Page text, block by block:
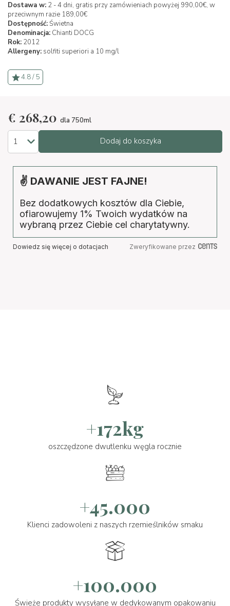
Dostawa w: 2 - 4 dni, gratis przy zamówieniach powyżej 990,00€, w
przeciwnym razie 189,00€
Dostępność:Świetna
Denominacja: Chianti DOCG
Rok: 2012
Allergeny: solfiti superiori a 10 mg/l
4.8 / 5
€ 268,20 dla 750ml
Dodaj do koszyka
✌ DAWANIE JEST FAJNE!
Bez dodatkowych kosztów dla Ciebie,
ofiarowujemy 1% Twoich wydatków na
wybraną przez Ciebie cel charytatywny.
Dowiedz się więcej o dotacjach Zweryfikowane przez
+172kg
oszczędzone dwutlenku węgla rocznie
+45.000
Klienci zadowoleni z naszych rzemieślników smaku
+100.000
Świeże produkty wysyłane w dedykowanym opakowaniu